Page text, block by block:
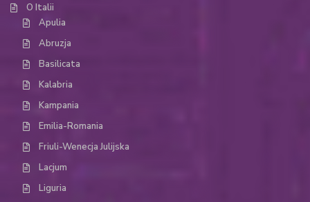
O Italii
Apulia
Abruzja
Basilicata
Kalabria
Kampania
Emilia-Romania
Friuli-Wenecja Julijska
Lacjum
Liguria